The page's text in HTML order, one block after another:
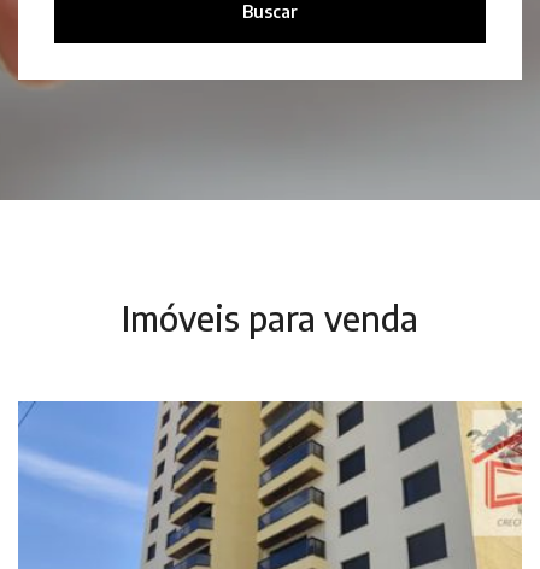
Buscar
Imóveis para venda